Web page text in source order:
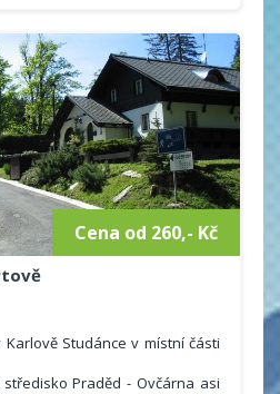
vlastní kuchyní,
každého pokoje je také
připojení.
Cena od 260,- Kč
Studánce v místní části
Praděd - Ovčárna asi